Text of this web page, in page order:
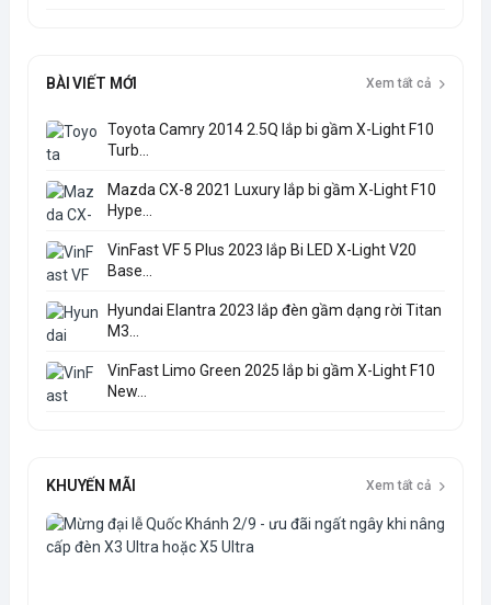
BÀI VIẾT MỚI Xem tất cả
Toyota Camry 2014 2.5Q lắp bi gầm X-Light F10
Turb...
Mazda CX-8 2021 Luxury lắp bi gầm X-Light F10
Hype...
VinFast VF 5 Plus 2023 lắp Bi LED X-Light V20
Base...
Hyundai Elantra 2023 lắp đèn gầm dạng rời Titan
M3...
VinFast Limo Green 2025 lắp bi gầm X-Light F10
New...
KHUYẾN MÃI Xem tất cả